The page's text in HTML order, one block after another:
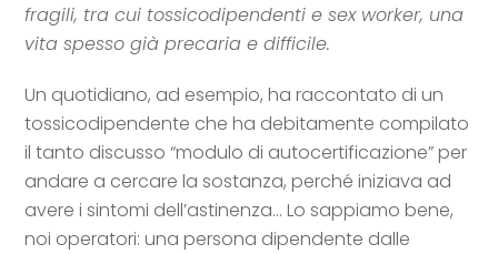
fragili, tra cui tossicodipendenti e sex worker, una
vita spesso già precaria e difficile.
Un quotidiano, ad esempio, ha raccontato di un
tossicodipendente che ha debitamente compilato
il tanto discusso “modulo di autocertificazione” per
andare a cercare la sostanza, perché iniziava ad
avere i sintomi dell’astinenza… Lo sappiamo bene,
noi operatori: una persona dipendente dalle